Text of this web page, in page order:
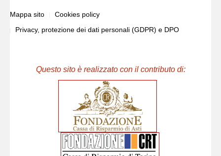
Mappa sito
Cookies policy
Privacy, protezione dei dati personali (GDPR) e DPO
Questo sito è realizzato con il contributo di: